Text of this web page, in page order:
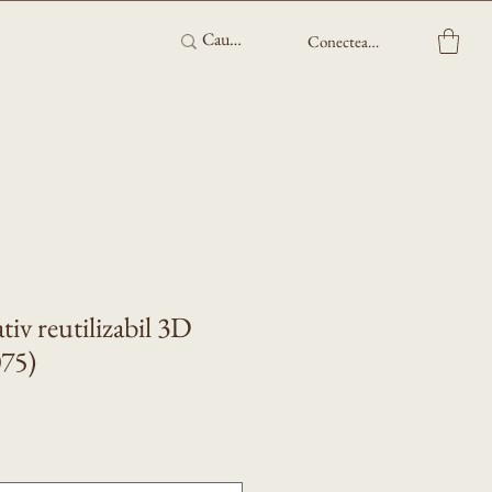
Conectează-te
reutilizabil 3D